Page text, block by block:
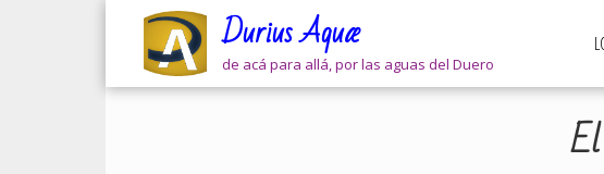
Durius Aquæ
de acá para allá, por las aguas del Duero